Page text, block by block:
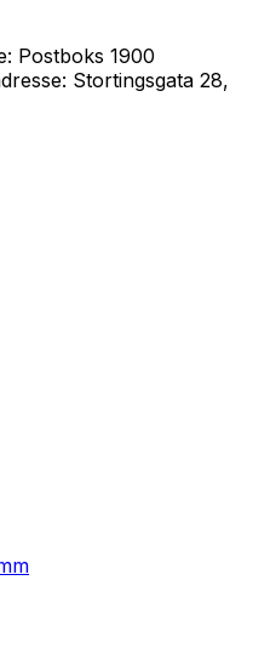
Postboks 1900
Stortingsgata 28,